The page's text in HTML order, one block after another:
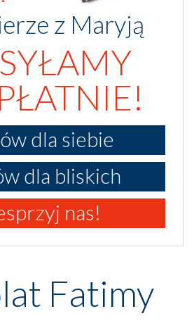
z Maryją
dla siebie
dla bliskich
nas!
Fatimy